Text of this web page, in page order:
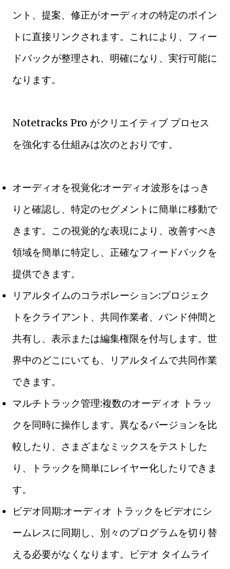
ント、提案、修正がオーディオの特定のポイン
トに直接リンクされます。これにより、フィー
ドバックが整理され、明確になり、実行可能に
なります。
Notetracks Pro がクリエイティブ プロセス
を強化する仕組みは次のとおりです。
オーディオを視覚化:オーディオ波形をはっき
りと確認し、特定のセグメントに簡単に移動で
きます。この視覚的な表現により、改善すべき
領域を簡単に特定し、正確なフィードバックを
提供できます。
リアルタイムのコラボレーション:プロジェク
トをクライアント、共同作業者、バンド仲間と
共有し、表示または編集権限を付与します。世
界中のどこにいても、リアルタイムで共同作業
できます。
マルチトラック管理:複数のオーディオ トラッ
クを同時に操作します。異なるバージョンを比
較したり、さまざまなミックスをテストした
り、トラックを簡単にレイヤー化したりできま
す。
ビデオ同期:オーディオ トラックをビデオにシ
ームレスに同期し、別々のプログラムを切り替
える必要がなくなります。ビデオ タイムライ